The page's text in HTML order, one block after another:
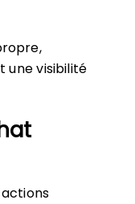
une visibilité